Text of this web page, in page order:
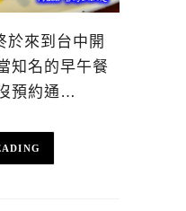
來到台中開
知名的早午餐
預約通…